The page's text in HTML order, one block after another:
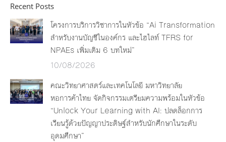
Recent Posts
โครงการบริการวิชาการในหัวข้อ “Ai Transformation
สำหรับงานบัญชีในองค์กร และไฮไลท์ TFRS for
NPAEs เพิ่มเติม 6 บทใหม่”
10/08/2026
คณะวิทยาศาสตร์และเทคโนโลยี มหาวิทยาลัย
หอการค้าไทย จัดกิจกรรมเตรียมความพร้อมในหัวข้อ
“Unlock Your Learning with AI: ปลดล็อกการ
เรียนรู้ด้วยปัญญาประดิษฐ์สำหรับนักศึกษาในระดับ
อุดมศึกษา”